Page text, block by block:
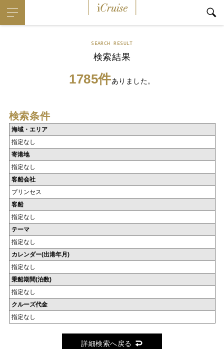
SEARCH RESULT
検索結果
1785件ありました。
検索条件
海域・エリア
指定なし
寄港地
指定なし
客船会社
プリンセス
客船
指定なし
テーマ
指定なし
カレンダー(出港年月)
指定なし
乗船期間(泊数)
指定なし
クルーズ代金
指定なし
詳細検索へ戻る